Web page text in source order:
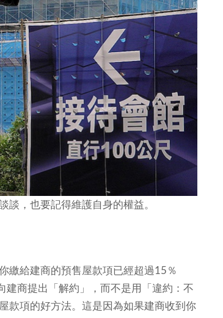
，也要記得維護自身的權益。
繳給建商的預售屋款項已經超過15％
建商提出「解約」，而不是用「違約：不
款項的好方法。這是因為如果建商收到你